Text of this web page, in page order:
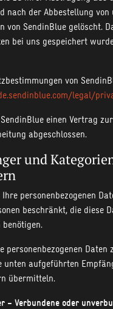
nach der Abbestellung von
von SendinBlue gelöscht.
bei uns gespeichert
von
sendinblue.com/legal/
einen Vertrag zur
abgeschlossen.
und
personenbezogenen
beschränkt, die diese
personenbezogenen Daten
unten aufgeführten
übermitteln.
– Verbundene oder